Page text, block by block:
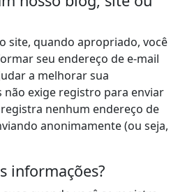
site, quando apropriado, você
seu endereço de e-mail
a melhorar sua
não exige registro para enviar
nenhum endereço de
anonimamente (ou seja,
informações?